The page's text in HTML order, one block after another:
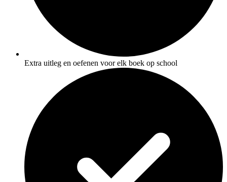
Extra uitleg en oefenen voor elk boek op school